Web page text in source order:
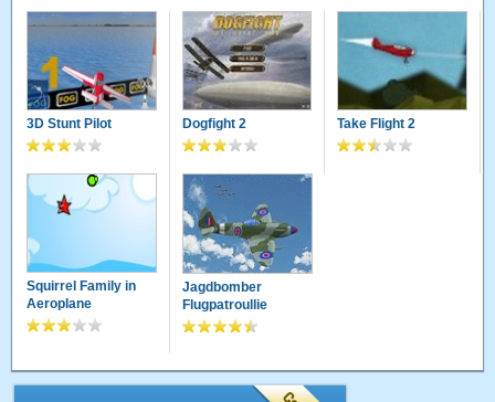
3D Stunt Pilot Dogfight 2 Take Flight 2
Squirrel Family in
Aeroplane
Jagdbomber
Flugpatroullie